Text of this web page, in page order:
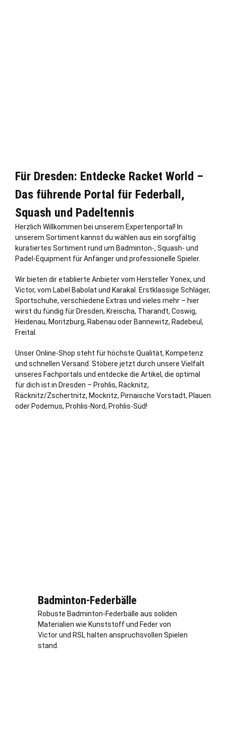
Für Dresden: Entdecke Racket World –
Das führende Portal für Federball,
Squash und Padeltennis
Herzlich Willkommen bei unserem Expertenportal! In
unserem Sortiment kannst du wählen aus ein sorgfältig
kuratiertes Sortiment rund um Badminton-, Squash- und
Padel-Equipment für Anfänger und professionelle Spieler.
Wir bieten dir etablierte Anbieter vom Hersteller Yonex, und
Victor, vom Label Babolat und Karakal. Erstklassige Schläger,
Sportschuhe, verschiedene Extras und vieles mehr – hier
wirst du fündig für Dresden, Kreischa, Tharandt, Coswig,
Heidenau, Moritzburg, Rabenau oder Bannewitz, Radebeul ,
Freital
Unser Online-Shop steht für höchste Qualität, Kompetenz
und schnellen Versand. Stöbere jetzt durch unsere Vielfalt
unseres Fachportals und entdecke die Artikel, die optimal
für dich ist in Dresden – Prohlis, Räcknitz,
Räcknitz/Zschertnitz, Mockritz, Pirnaische Vorstadt, Plauen
oder Podemus, Prohlis-Nord, Prohlis-Süd!
Badminton-Federbälle
Robuste Badminton-Federbälle aus soliden
Materialien wie Kunststoff und Feder von
Victor und RSL halten anspruchsvollen Spielen
stand.